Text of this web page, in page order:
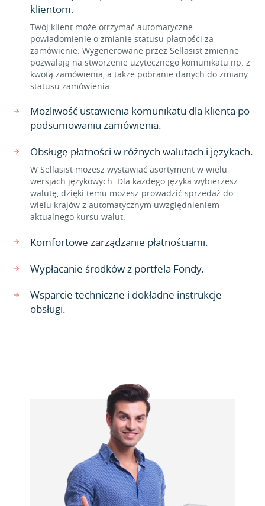
klientom.
Twój klient może otrzymać automatyczne
powiadomienie o zmianie statusu płatności za
zamówienie. Wygenerowane przez Sellasist zmienne
pozwalają na stworzenie użytecznego komunikatu np. z
kwotą zamówienia, a także pobranie danych do zmiany
statusu zamówienia.
Możliwość ustawienia komunikatu dla klienta po
podsumowaniu zamówienia.
Obsługę płatności w różnych walutach i językach.
W Sellasist możesz wystawiać asortyment w wielu
wersjach językowych. Dla każdego języka wybierzesz
walutę, dzięki temu możesz prowadzić sprzedaż do
wielu krajów z automatycznym uwzględnieniem
aktualnego kursu walut.
Komfortowe zarządzanie płatnościami.
Wypłacanie środków z portfela Fondy.
Wsparcie techniczne i dokładne instrukcje
obsługi.